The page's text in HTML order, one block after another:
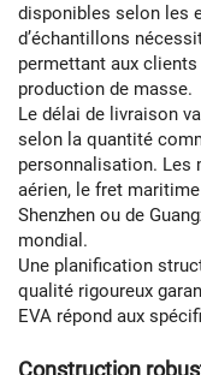
disponibles selon les
d’échantillons
permettant aux
production de masse.
Le délai de livraison
selon la quantité
personnalisation. Les
aérien, le fret
Shenzhen ou de
mondial.
Une planification
qualité rigoureux
EVA répond aux
Construction